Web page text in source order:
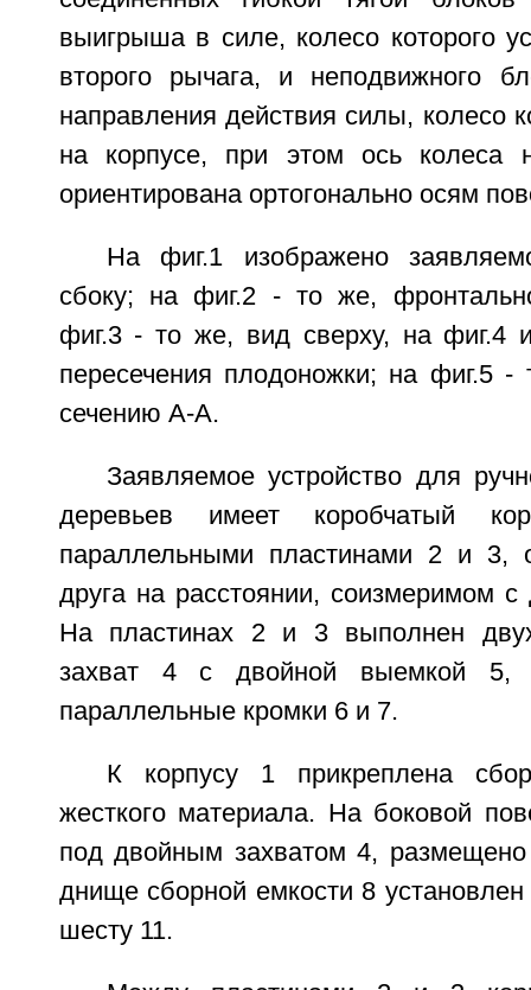
выигрыша в силе, колесо которого
второго рычага, и неподвижного
направления действия силы, колесо
на корпусе, при этом ось колеса
ориентирована ортогонально осям
На фиг.1 изображено
сбоку; на фиг.2 - то же,
фиг.3 - то же, вид сверху, на фиг.4
пересечения плодоножки; на фиг.5
сечению А-А.
Заявляемое устройство для
деревьев имеет коробчатый
параллельными пластинами 2 и 3,
друга на расстоянии, соизмеримом
На пластинах 2 и 3 выполнен
захват 4 с двойной выемкой 5,
параллельные кромки 6 и 7.
К корпусу 1 прикреплена
жесткого материала. На боковой
под двойным захватом 4,
днище сборной емкости 8
шесту 11.